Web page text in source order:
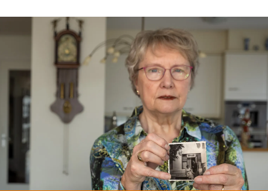
Onze organisatie
Veelgestelde vragen
Contactgegevens
Zoeken